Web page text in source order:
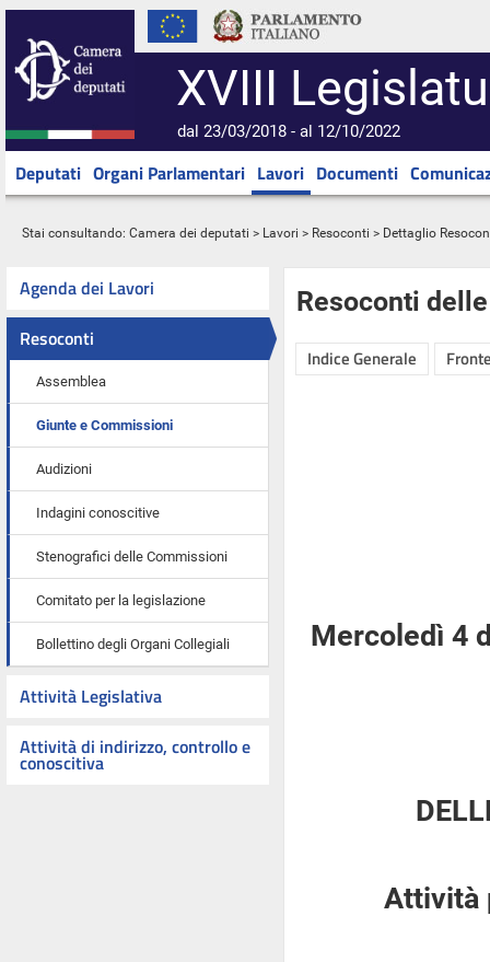
XVIII
dal 23/03/2018 - al 12/10/2022
Deputati Organi Parlamentari Lavori Documenti
Stai consultando: Camera dei deputati > Lavori > Resoconti > Dettaglio
Agenda dei Lavori
Resoconti
Assemblea
Giunte e Commissioni
Audizioni
Indagini conoscitive
Stenografici delle Commissioni
Comitato per la legislazione
Bollettino degli Organi Collegiali
Attività Legislativa
Attività di indirizzo, controllo e
conoscitiva
Resoconti
Indice Generale
Mercoledì 4
Attività